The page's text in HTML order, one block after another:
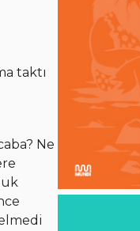
taktı
Ne